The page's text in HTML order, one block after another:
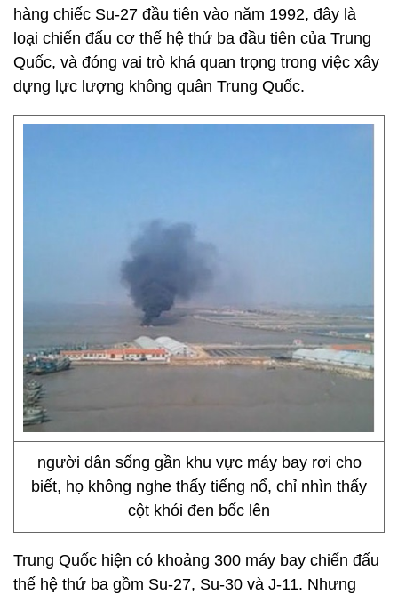
hàng chiếc Su-27 đầu tiên vào năm 1992, đây là
loại chiến đấu cơ thế hệ thứ ba đầu tiên của Trung
Quốc, và đóng vai trò khá quan trọng trong việc xây
dựng lực lượng không quân Trung Quốc.
người dân sống gần khu vực máy bay rơi cho
biết, họ không nghe thấy tiếng nổ, chỉ nhìn thấy
cột khói đen bốc lên
Trung Quốc hiện có khoảng 300 máy bay chiến đấu
thế hệ thứ ba gồm Su-27, Su-30 và J-11. Nhưng